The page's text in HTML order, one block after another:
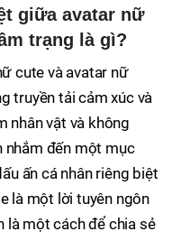
giữa avatar nữ
trạng là gì?
cute và avatar nữ
truyền tải cảm xúc và
nhân vật và không
nhắm đến một mục
ấn cá nhân riêng biệt
là một lời tuyên ngôn
là một cách để chia sẻ